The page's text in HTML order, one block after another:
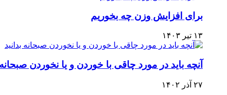
برای افزایش وزن چه بخوریم
۱۳ تیر ۱۴۰۳
آنچه باید در مورد چاقی با خوردن و یا نخوردن صبحانه
۲۷ آذر ۱۴۰۲